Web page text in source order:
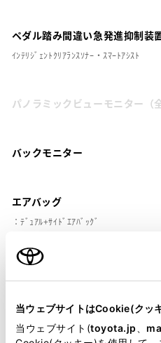
当ウェブサイトはCookie(クッ
当ウェブサイト(toyota.jp
ペダル踏み間違い急発進抑制装
ｲﾝﾃﾘｼﾞｪﾝﾄｸﾘｱﾗﾝｽｿﾅｰ・ｽﾏｰﾄｱｼｽﾄ
パノラミックビューモニター（
バックモニター
エアバッグ
：ﾃﾞｭｱﾙ+ｻｲﾄﾞｴｱﾊﾞｯｸﾞ
※ グレードによって予防安全装置
※ グレードや予防安全装置の設定に
す。また、道路状況、車両状態、